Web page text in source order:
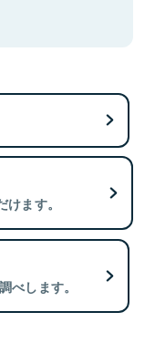
ます。
べします。